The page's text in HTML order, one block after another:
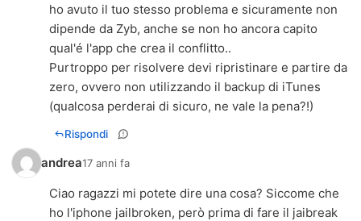
ho avuto il tuo stesso problema e sicuramente non
dipende da Zyb, anche se non ho ancora capito
qual'é l'app che crea il conflitto..
Purtroppo per risolvere devi ripristinare e partire da
zero, ovvero non utilizzando il backup di iTunes
(qualcosa perderai di sicuro, ne vale la pena?!)
Rispondi
andrea17 anni fa
Ciao ragazzi mi potete dire una cosa? Siccome che
ho l'iphone jailbroken, però prima di fare il jaibreak